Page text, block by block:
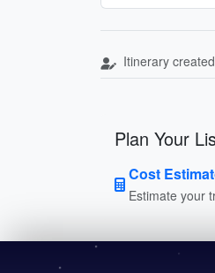
Itinerary
Plan Your
Cost
Estimate your